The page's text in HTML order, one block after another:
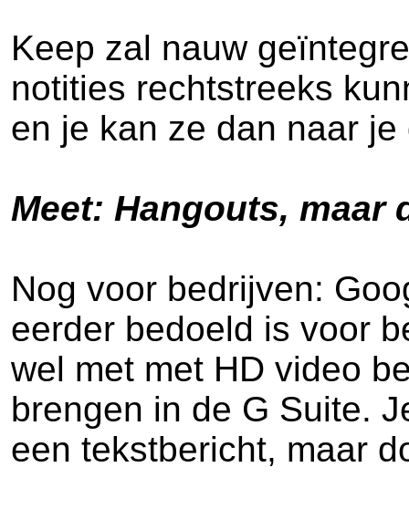
Keep zal nauw
notities rechtstreeks
en je kan ze dan naar
Meet: Hangouts, maar
Nog voor bedrijven:
eerder bedoeld is voor
wel met met HD video
brengen in de G Suite.
een tekstbericht, maar